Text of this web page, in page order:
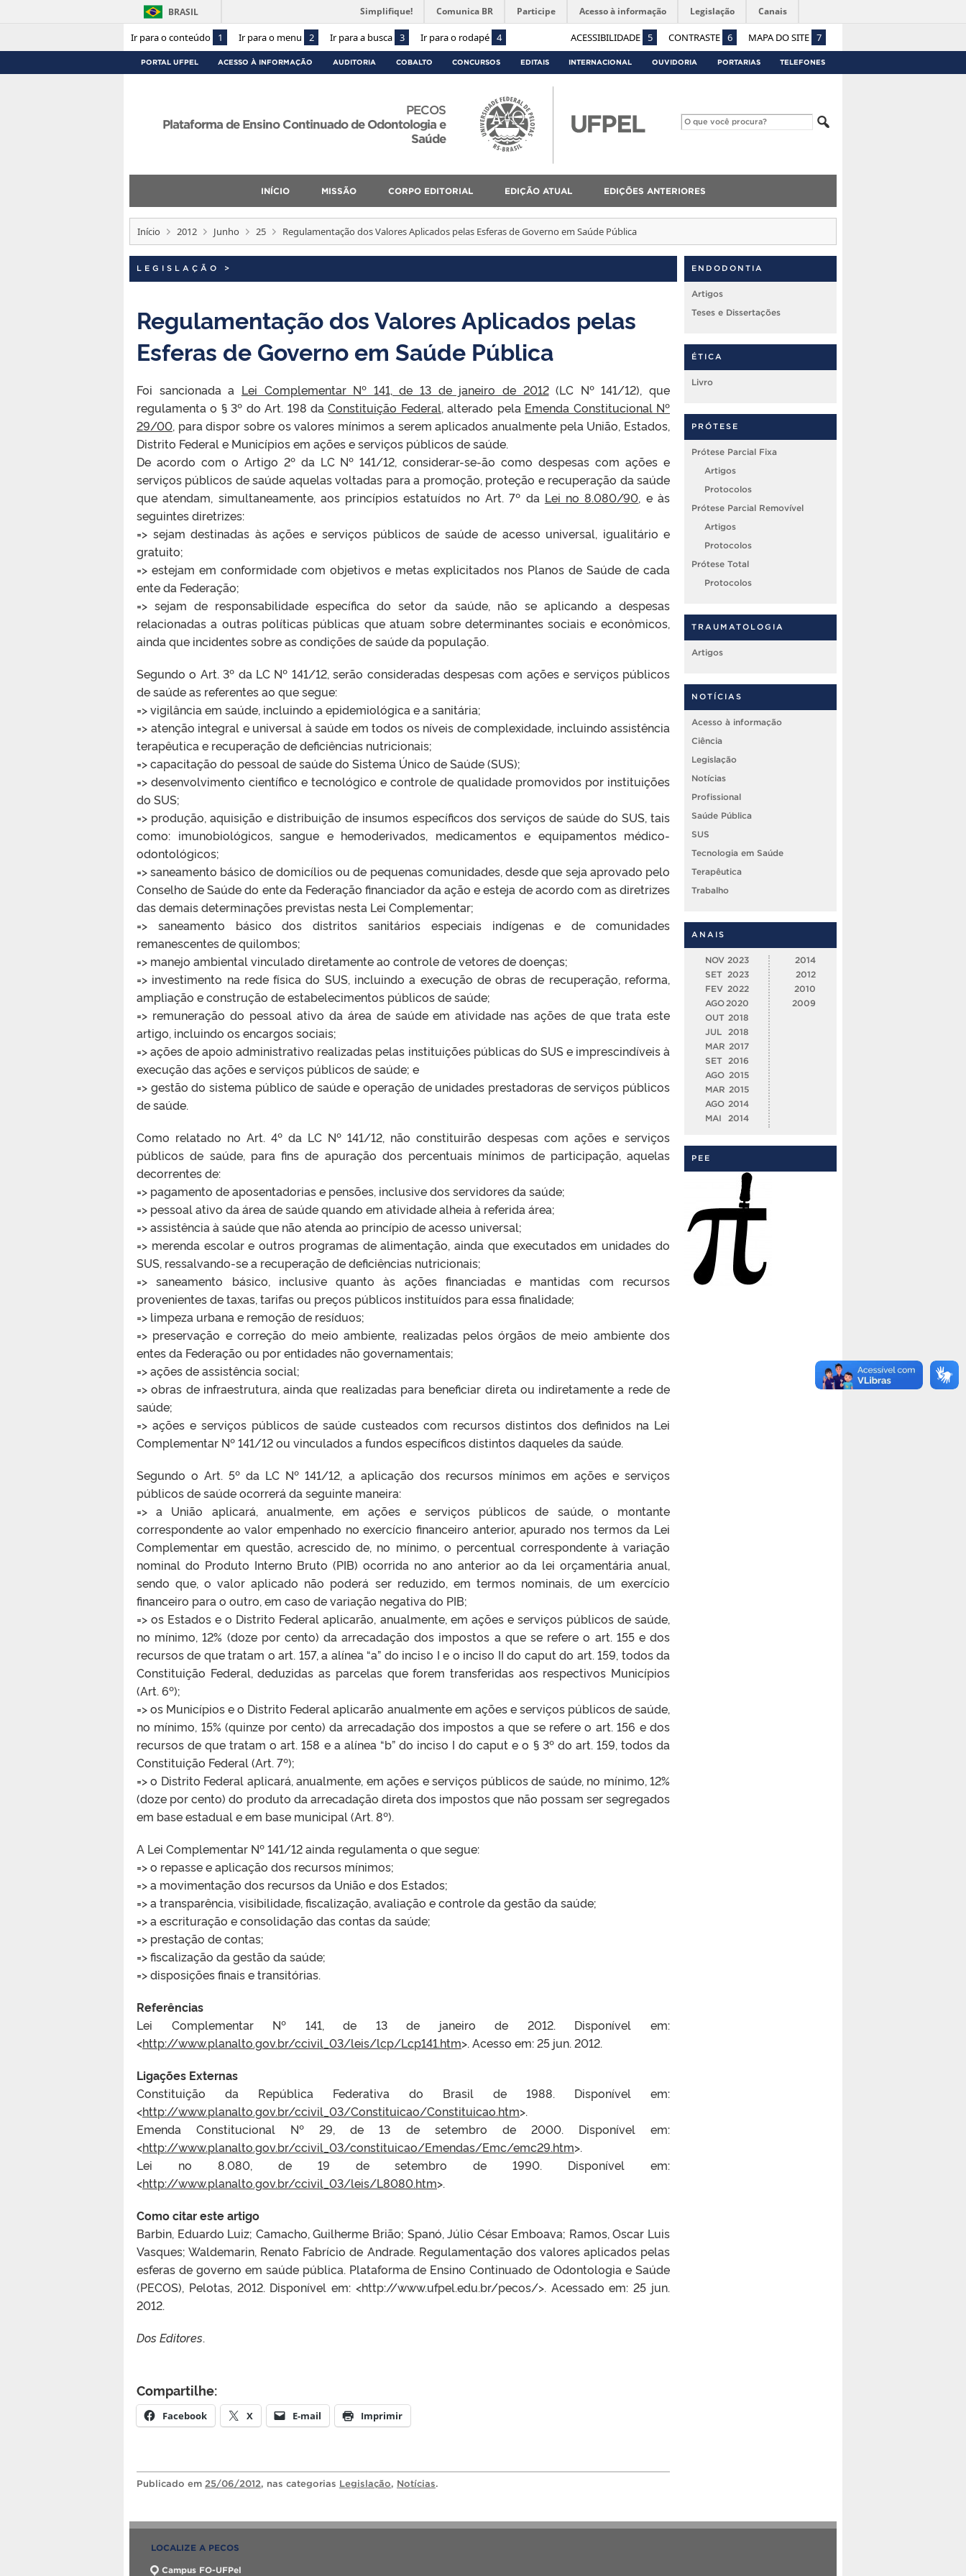
Ir para o conteúdo 1 Ir para o menu 2 Ir para a busca 3 Ir para o rodapé 4 ACESSIBILIDADE 5 CONTRASTE 6 MAPA DO SITE 7
BRASIL Simplifique! Comunica BR Participe Acesso à informação Legislação Canais
PORTAL UFPEL ACESSO À INFORMAÇÃO AUDITORIA COBALTO CONCURSOS EDITAIS INTERNACIONAL OUVIDORIA PORTARIAS TELEFONES
PECOS
Plataforma de Ensino Continuado de Odontologia e
Saúde
INÍCIO MISSÃO CORPO EDITORIAL EDIÇÃO ATUAL EDIÇÕES ANTERIORES
Início 2012 Junho 25 Regulamentação dos Valores Aplicados pelas Esferas de Governo em Saúde Pública
LEGISLAÇÃO >
Regulamentação dos Valores Aplicados pelas
Esferas de Governo em Saúde Pública
Foi sancionada a Lei Complementar Nº 141, de 13 de janeiro de 2012(LC Nº 141/12), que
regulamenta o § 3º do Art. 198 daConstituição Federal, alterado pela Emenda Constitucional Nº
29/00, para dispor sobre os valores mínimos a serem aplicados anualmente pela União, Estados,
Distrito Federal e Municípios em ações e serviços públicos de saúde.
De acordo com o Artigo 2º da LC Nº 141/12, considerar-se-ão como despesas com ações e
serviços públicos de saúde aquelas voltadas para a promoção, proteção e recuperação da saúde
que atendam, simultaneamente, aos princípios estatuídos no Art. 7º da Lei no 8.080/90, e às
seguintes diretrizes:
=> sejam destinadas às ações e serviços públicos de saúde de acesso universal, igualitário e
gratuito;
=> estejam em conformidade com objetivos e metas explicitados nos Planos de Saúde de cada
ente da Federação;
=> sejam de responsabilidade específica do setor da saúde, não se aplicando a despesas
relacionadas a outras políticas públicas que atuam sobre determinantes sociais e econômicos,
ainda que incidentes sobre as condições de saúde da população.
Segundo o Art. 3º da LC Nº 141/12, serão consideradas despesas com ações e serviços públicos
de saúde as referentes ao que segue:
=> vigilância em saúde, incluindo a epidemiológica e a sanitária;
=> atenção integral e universal à saúde em todos os níveis de complexidade, incluindo assistência
terapêutica e recuperação de deficiências nutricionais;
=> capacitação do pessoal de saúde do Sistema Único de Saúde (SUS);
=> desenvolvimento científico e tecnológico e controle de qualidade promovidos por instituições
do SUS;
=> produção, aquisição e distribuição de insumos específicos dos serviços de saúde do SUS, tais
como: imunobiológicos, sangue e hemoderivados, medicamentos e equipamentos médico-
odontológicos;
=> saneamento básico de domicílios ou de pequenas comunidades, desde que seja aprovado pelo
Conselho de Saúde do ente da Federação financiador da ação e esteja de acordo com as diretrizes
das demais determinações previstas nesta Lei Complementar;
=> saneamento básico dos distritos sanitários especiais indígenas e de comunidades
remanescentes de quilombos;
=> manejo ambiental vinculado diretamente ao controle de vetores de doenças;
=> investimento na rede física do SUS, incluindo a execução de obras de recuperação, reforma,
ampliação e construção de estabelecimentos públicos de saúde;
=> remuneração do pessoal ativo da área de saúde em atividade nas ações de que trata este
artigo, incluindo os encargos sociais;
=> ações de apoio administrativo realizadas pelas instituições públicas do SUS e imprescindíveis à
execução das ações e serviços públicos de saúde; e
=> gestão do sistema público de saúde e operação de unidades prestadoras de serviços públicos
de saúde.
Como relatado no Art. 4º da LC Nº 141/12, não constituirão despesas com ações e serviços
públicos de saúde, para fins de apuração dos percentuais mínimos de participação, aquelas
decorrentes de:
=> pagamento de aposentadorias e pensões, inclusive dos servidores da saúde;
=> pessoal ativo da área de saúde quando em atividade alheia à referida área;
=> assistência à saúde que não atenda ao princípio de acesso universal;
=> merenda escolar e outros programas de alimentação, ainda que executados em unidades do
SUS, ressalvando-se a recuperação de deficiências nutricionais;
=> saneamento básico, inclusive quanto às ações financiadas e mantidas com recursos
provenientes de taxas, tarifas ou preços públicos instituídos para essa finalidade;
=> limpeza urbana e remoção de resíduos;
=> preservação e correção do meio ambiente, realizadas pelos órgãos de meio ambiente dos
entes da Federação ou por entidades não governamentais;
=> ações de assistência social;
=> obras de infraestrutura, ainda que realizadas para beneficiar direta ou indiretamente a rede de
saúde;
=> ações e serviços públicos de saúde custeados com recursos distintos dos definidos na Lei
Complementar Nº 141/12 ou vinculados a fundos específicos distintos daqueles da saúde.
Segundo o Art. 5º da LC Nº 141/12, a aplicação dos recursos mínimos em ações e serviços
públicos de saúde ocorrerá da seguinte maneira:
=> a União aplicará, anualmente, em ações e serviços públicos de saúde, o montante
correspondente ao valor empenhado no exercício financeiro anterior, apurado nos termos da Lei
Complementar em questão, acrescido de, no mínimo, o percentual correspondente à variação
nominal do Produto Interno Bruto (PIB) ocorrida no ano anterior ao da lei orçamentária anual,
sendo que, o valor aplicado não poderá ser reduzido, em termos nominais, de um exercício
financeiro para o outro, em caso de variação negativa do PIB;
=> os Estados e o Distrito Federal aplicarão, anualmente, em ações e serviços públicos de saúde,
no mínimo, 12% (doze por cento) da arrecadação dos impostos a que se refere o art. 155 e dos
recursos de que tratam o art. 157, a alínea “a” do inciso I e o inciso II do caput do art. 159, todos da
Constituição Federal, deduzidas as parcelas que forem transferidas aos respectivos Municípios
(Art. 6º);
=> os Municípios e o Distrito Federal aplicarão anualmente em ações e serviços públicos de saúde,
no mínimo, 15% (quinze por cento) da arrecadação dos impostos a que se refere o art. 156 e dos
recursos de que tratam o art. 158 e a alínea “b” do inciso I do caput e o § 3º do art. 159, todos da
Constituição Federal (Art. 7º);
=> o Distrito Federal aplicará, anualmente, em ações e serviços públicos de saúde, no mínimo, 12%
(doze por cento) do produto da arrecadação direta dos impostos que não possam ser segregados
em base estadual e em base municipal (Art. 8º).
A Lei Complementar Nº 141/12 ainda regulamenta o que segue:
=> o repasse e aplicação dos recursos mínimos;
=> a movimentação dos recursos da União e dos Estados;
=> a transparência, visibilidade, fiscalização, avaliação e controle da gestão da saúde;
=> a escrituração e consolidação das contas da saúde;
=> prestação de contas;
=> fiscalização da gestão da saúde;
=> disposições finais e transitórias.
Referências
Lei Complementar Nº 141, de 13 de janeiro de 2012. Disponível em:
<http://www.planalto.gov.br/ccivil_03/leis/lcp/Lcp141.htm>. Acesso em: 25 jun. 2012.
Ligações Externas
Constituição da República Federativa do Brasil de 1988. Disponível em:
<http://www.planalto.gov.br/ccivil_03/Constituicao/Constituicao.htm>.
Emenda Constitucional Nº 29, de 13 de setembro de 2000. Disponível em:
<http://www.planalto.gov.br/ccivil_03/constituicao/Emendas/Emc/emc29.htm>.
Lei no 8.080, de 19 de setembro de 1990. Disponível em:
<http://www.planalto.gov.br/ccivil_03/leis/L8080.htm>.
Como citar este artigo
Barbin, Eduardo Luiz; Camacho, Guilherme Brião; Spanó, Júlio César Emboava; Ramos, Oscar Luis
Vasques; Waldemarin, Renato Fabrício de Andrade. Regulamentação dos valores aplicados pelas
esferas de governo em saúde pública. Plataforma de Ensino Continuado de Odontologia e Saúde
(PECOS), Pelotas, 2012. Disponível em: <http://www.ufpel.edu.br/pecos/>. Acessado em: 25 jun.
2012.
Dos Editores.
Compartilhe:
Facebook X E-mail Imprimir
Publicado em 25/06/2012, nas categorias Legislação, Notícias.
ENDODONTIA
Artigos
Teses e Dissertações
ÉTICA
Livro
PRÓTESE
Prótese Parcial Fixa
Artigos
Protocolos
Prótese Parcial Removível
Artigos
Protocolos
Prótese Total
Protocolos
TRAUMATOLOGIA
Artigos
NOTÍCIAS
Acesso à informação
Ciência
Legislação
Notícias
Profissional
Saúde Pública
SUS
Tecnologia em Saúde
Terapêutica
Trabalho
ANAIS
NOV 2023
SET
2023
FEV 2022
AGO 2020
OUT 2018
JUL
2018
MAR 2017
SET
2016
AGO 2015
MAR 2015
AGO 2014
MAI
2014
2014
2012
2010
2009
PEE
LOCALIZE A PECOS
Campus FO-UFPel